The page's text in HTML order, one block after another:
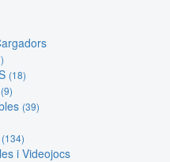
(18)
(9)
(39)
(134)
i Videojocs